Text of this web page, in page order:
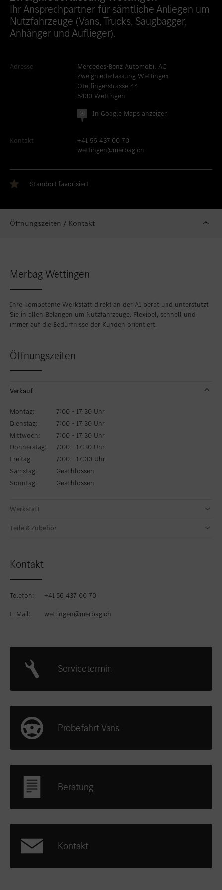
Standort favorisieren
Bern
Standort favorisieren
Bümpliz
Standort favorisieren
Neuendorf
Standort favorisieren
Standort favorisieren
Standort favorisiert
Wettingen
Standort favorisieren
Winterthur
Ihr Ansprechpartner für sämtliche Anliegen um
Nutzfahrzeuge (Vans, Trucks, Saugbagger,
Anhänger und Auflieger).
Adresse
Mercedes-Benz Automobil AG
Zweigniederlassung Wettingen
Otelfingerstrasse 44
5430 Wettingen
In Google Maps anzeigen
Kontakt
+41 56 437 00 70
wettingen@merbag.ch
Standort favorisiert
Öffnungszeiten / Kontakt
Merbag Wettingen
Ihre kompetente Werkstatt direkt an der A1 berät und unterstützt
Sie in allen Belangen um Nutzfahrzeuge. Flexibel, schnell und
immer auf die Bedürfnisse der Kunden orientiert.
Öffnungszeiten
Verkauf
Montag:
7:00 - 17:30 Uhr
Dienstag:
7:00 - 17:30 Uhr
Mittwoch:
7:00 - 17:30 Uhr
Donnerstag:
7:00 - 17:30 Uhr
Freitag:
7:00 - 17:00 Uhr
Samstag:
Geschlossen
Sonntag:
Geschlossen
Werkstatt
Teile & Zubehör
Kontakt
Telefon:
+41 56 437 00 70
E-Mail:
wettingen@merbag.ch
Servicetermin
Probefahrt Vans
Beratung
Kontakt